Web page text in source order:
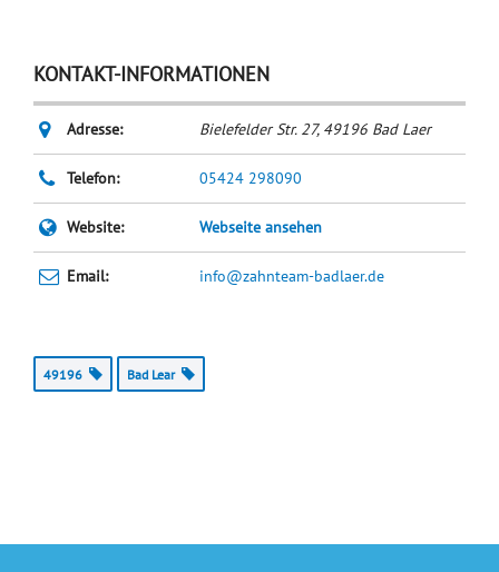
KONTAKT-INFORMATIONEN
Adresse: Bielefelder Str. 27, 49196 Bad Laer
Telefon: 05424 298090
Website: Webseite ansehen
Email: info@zahnteam-badlaer.de
49196 Bad Lear